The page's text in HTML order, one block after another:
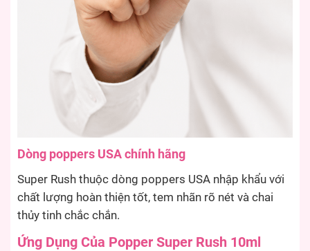
Dòng poppers USA chính hãng
Super Rush thuộc dòng poppers USA nhập khẩu với
chất lượng hoàn thiện tốt, tem nhãn rõ nét và chai
thủy tinh chắc chắn.
Ứng Dụng Của Popper Super Rush 10ml